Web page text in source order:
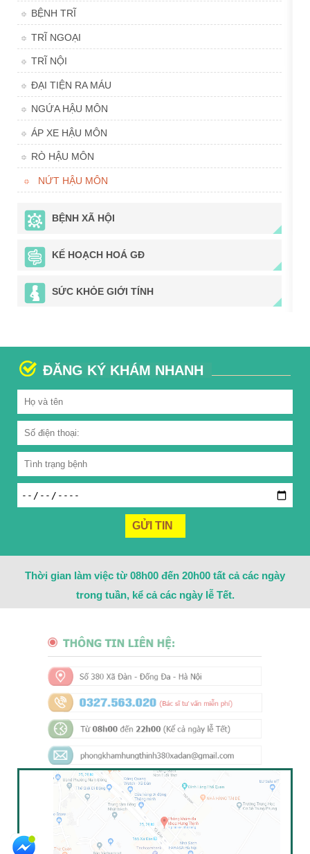
BỆNH TRĨ
TRĨ NGOẠI
TRĨ NỘI
ĐẠI TIỆN RA MÁU
NGỨA HẬU MÔN
ÁP XE HẬU MÔN
RÒ HẬU MÔN
NỨT HẬU MÔN
BỆNH XÃ HỘI
KẾ HOẠCH HOÁ GĐ
SỨC KHỎE GIỚI TÍNH
ĐĂNG KÝ KHÁM NHANH
Thời gian làm việc từ 08h00 đến 20h00 tất cả các ngày
trong tuần, kể cả các ngày lễ Tết.